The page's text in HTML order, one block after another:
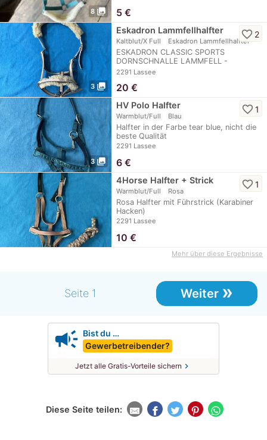
8 photo_library 5 €
3 photo_library
Eskadron Lammfellhalfter
Kaltblut/X Full Eskadron Lammfellhalfter
ESKADRON CLASSIC SPORTS
DORNSCHNALLE LAMMFELL -
POWDERROSE-WHITE-CHOCOCHIP -
2291 Lassee
favorite_border 2
20 €
3 photo_library
HV Polo Halfter
Warmblut/Full Blau
Halfter in der Farbe tear blue, nicht die
beste Qualität
2291 Lassee
favorite_border1
6 €
4Horse Halfter + Strick
Warmblut/Full Rosa
Rosa Halfter mit Führstrick (Karabiner
Hacken)
2291 Lassee
favorite_border1
10 €
Mehr über diese Ergebnisse
Seite 1 Weiter »
campaign Bist du …
Gewerbetreibender?
Jetzt alle Gratis-Vorteile sichern chevron_right
Diese Seite teilen: